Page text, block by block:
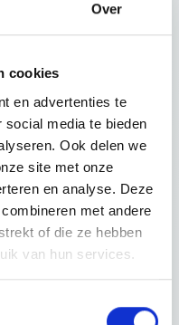
Over
cookies
en advertenties te
media te bieden
Ook delen we
site met onze
en analyse. Deze
met andere
of die ze hebben
van hun services.
kan worden
Het is, zoals de
toe te schrijven naar
te komen tot bij voorbaat
een bijkomstig gevolg zijn
om het (ruimtelijk) doel
alsnog uitvoering
als wordt onderbouwd
is. In dat geval wordt